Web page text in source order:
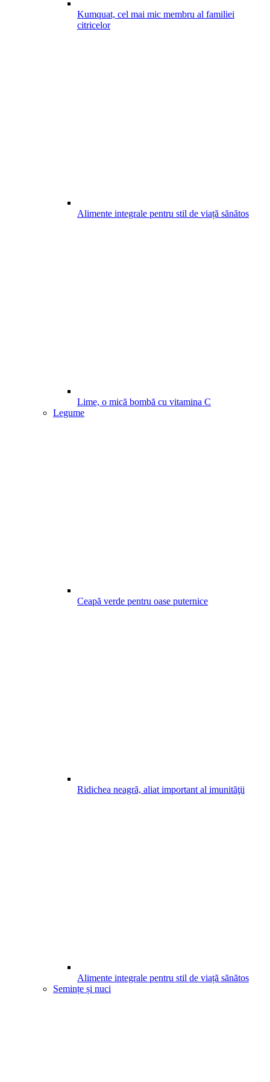
Kumquat, cel mai mic membru al familiei
citricelor
Alimente integrale pentru stil de viață sănătos
Lime, o mică bombă cu vitamina C
Legume
Ceapă verde pentru oase puternice
Ridichea neagră, aliat important al imunităţii
Alimente integrale pentru stil de viață sănătos
Semințe și nuci